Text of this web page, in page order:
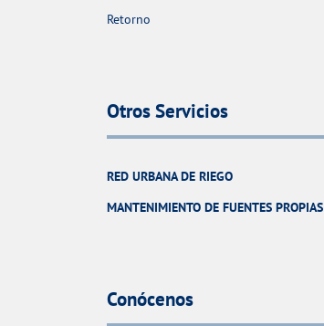
Retorno
Otros Servicios
RED URBANA DE RIEGO
MANTENIMIENTO DE FUENTES PROPIAS
Conócenos